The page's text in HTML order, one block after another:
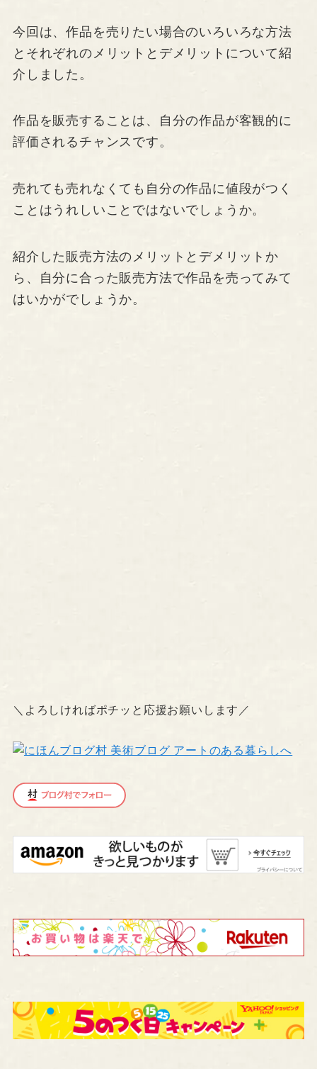
今回は、作品を売りたい場合のいろいろな方法
とそれぞれのメリットとデメリットについて紹
介しました。
作品を販売することは、自分の作品が客観的に
評価されるチャンスです。
売れても売れなくても自分の作品に値段がつく
ことはうれしいことではないでしょうか。
紹介した販売方法のメリットとデメリットか
ら、自分に合った販売方法で作品を売ってみて
はいかがでしょうか。
＼よろしければポチッと応援お願いします／